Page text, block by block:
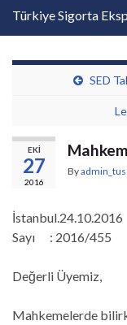
Türkiye Sigorta
SED
EKI
27
2016
By
İstanbul.24.10.2016
Sayı : 2016/455
Değerli Üyemiz,
Mahkemelerde